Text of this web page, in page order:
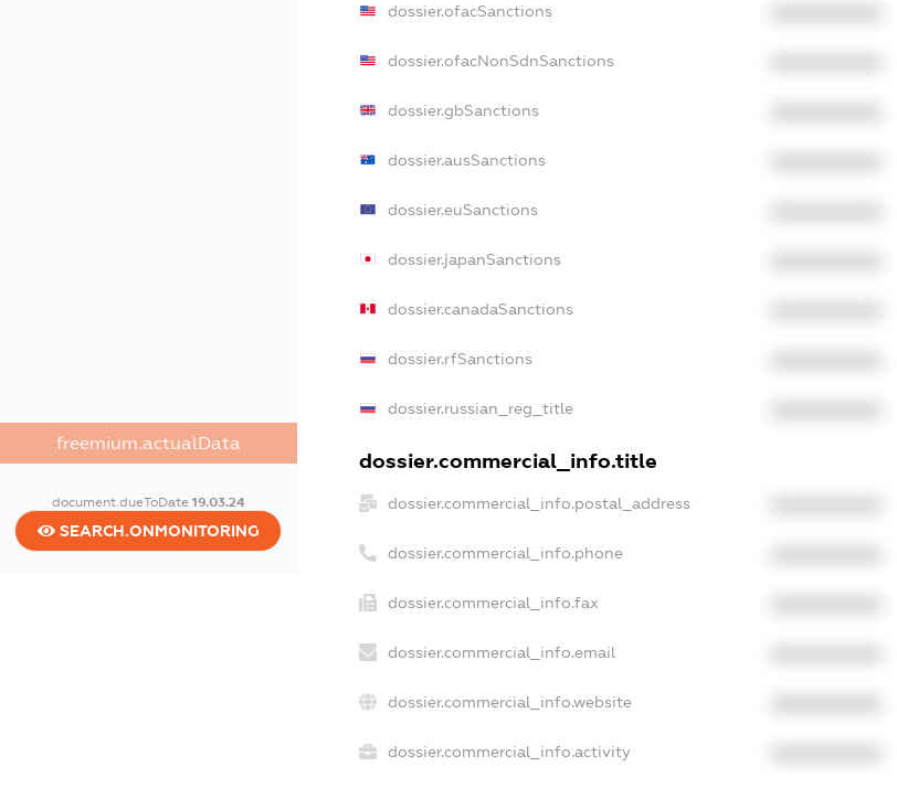
freemium.actualData
document.dueToDate 19.03.24
SEARCH.ONMONITORING
dossier.ofacSanctions
dossier.ofacNonSdnSanctions
dossier.gbSanctions
dossier.ausSanctions
dossier.euSanctions
dossier.japanSanctions
dossier.canadaSanctions
dossier.rfSanctions
dossier.russian_reg_title
dossier.commercial_info.title
dossier.commercial_info.postal_address
dossier.commercial_info.phone
dossier.commercial_info.fax
dossier.commercial_info.email
dossier.commercial_info.website
dossier.commercial_info.activity